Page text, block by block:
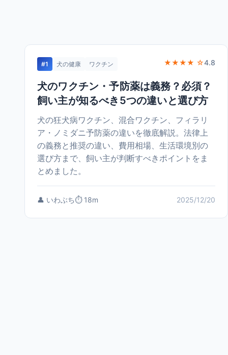
#1 犬の健康 ワクチン ★★★★ ☆4.8
犬のワクチン・予防薬は義務？必須？
飼い主が知るべき5つの違いと選び方
犬の狂犬病ワクチン、混合ワクチン、フィラリ
ア・ノミダニ予防薬の違いを徹底解説。法律上
の義務と推奨の違い、費用相場、生活環境別の
選び方まで、飼い主が判断すべきポイントをま
とめました。
👤 いわぶち⏱️ 18m 2025/12/20